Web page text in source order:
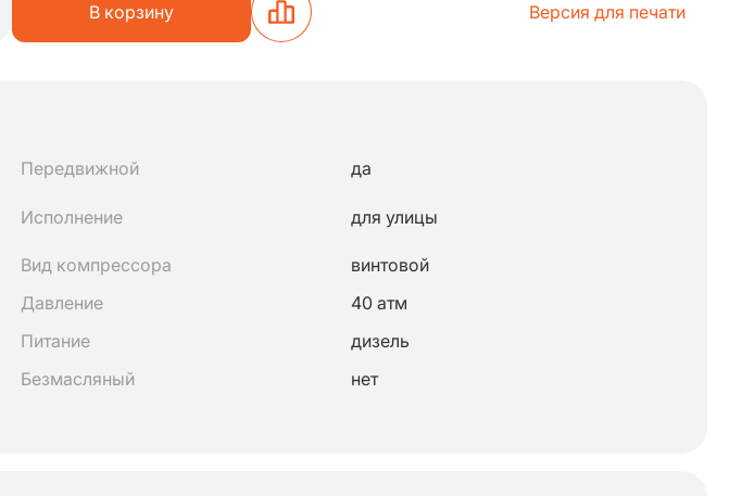
В корзину Версия для печати
Передвижной
да
Исполнение для улицы
Вид компрессора
винтовой
Давление
40 атм
Питание
дизель
Безмасляный
нет